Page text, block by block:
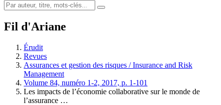
Fil d'Ariane
Érudit
Revues
Assurances et gestion des risques / Insurance and Risk
Management
Volume 84, numéro 1-2, 2017, p. 1-101
Les impacts de l’économie collaborative sur le monde de
l’assurance …